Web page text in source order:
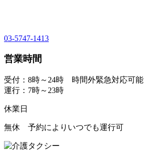
03-5747-1413
営業時間
受付：8時～24時 時間外緊急対応可能
運行：7時～23時
休業日
無休 予約によりいつでも運行可